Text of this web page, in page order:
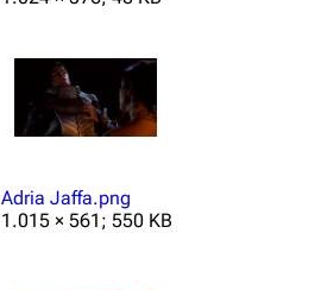
Adria Jaffa.png
1.015 × 561; 550 KB